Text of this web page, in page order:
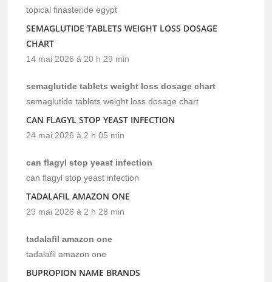
topical finasteride egypt
SEMAGLUTIDE TABLETS WEIGHT LOSS DOSAGE
CHART
14 mai 2026 à 20 h 29 min
semaglutide tablets weight loss dosage chart
semaglutide tablets weight loss dosage chart
CAN FLAGYL STOP YEAST INFECTION
24 mai 2026 à 2 h 05 min
can flagyl stop yeast infection
can flagyl stop yeast infection
TADALAFIL AMAZON ONE
29 mai 2026 à 2 h 28 min
tadalafil amazon one
tadalafil amazon one
BUPROPION NAME BRANDS